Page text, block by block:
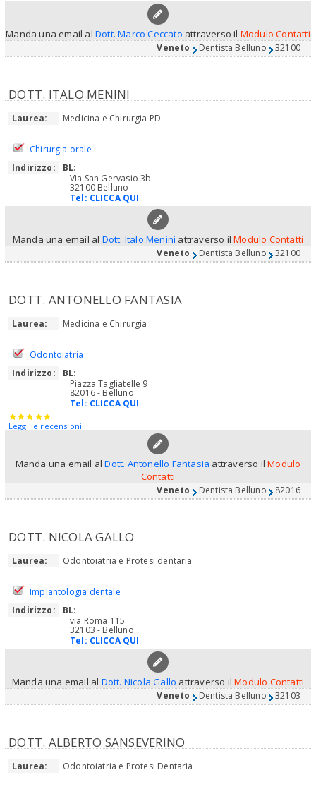
Manda una email alDott. Marco Ceccato attraverso il Modulo Contatti
Veneto Dentista Belluno 32100
DOTT. ITALO MENINI
Laurea: Medicina e Chirurgia PD
Chirurgia orale
Indirizzo:
BL:
Via San Gervasio 3b
32100 Belluno
Tel: CLICCA QUI
Manda una email al Dott. Italo Menini attraverso ilModulo Contatti
Veneto Dentista Belluno 32100
DOTT. ANTONELLO FANTASIA
Laurea: Medicina e Chirurgia
Odontoiatria
Indirizzo:
BL:
Piazza Tagliatelle 9
82016 - Belluno
Tel: CLICCA QUI
Leggi le recensioni
Manda una email alDott. Antonello Fantasia attraverso ilModulo
Contatti
Veneto Dentista Belluno 82016
DOTT. NICOLA GALLO
Laurea: Odontoiatria e Protesi dentaria
Implantologia dentale
Indirizzo:
BL:
via Roma 115
32103 - Belluno
Tel: CLICCA QUI
Manda una email al Dott. Nicola Gallo attraverso ilModulo Contatti
Veneto Dentista Belluno 32103
DOTT. ALBERTO SANSEVERINO
Laurea: Odontoiatria e Protesi Dentaria